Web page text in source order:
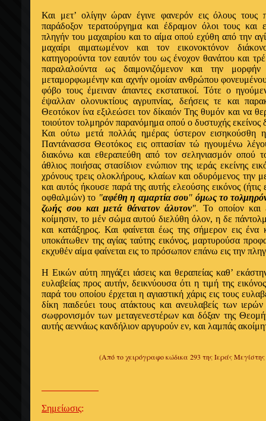
Και μετ’ ολίγην ώραν έγινε φανερόν εις όλους τους
παράδοξον τερατούργημα και έδραμον όλοι τους και
πληγήν του μαχαιρίου και το αίμα οπού εχύθη από την
μαχαίρι αιματωμένον και τον εικονοκτόνον
κατηγορούντα τον εαυτόν του ως ένοχον θανάτου και
παραλαλούντα ως δαιμονιζόμενον και την μορφήν
μεταμορφωμένην και αχνήν ομοίαν ανθρώπου
φόβο τους έμειναν άπαντες εκστατικοί. Τότε ο
έψαλλαν ολονυκτίους αγρυπνίας, δεήσεις τε και
Θεοτόκον ίνα εξιλεώσει τον δίκαιόν Της θυμόν και να
τοιούτον τολμηρόν παρανόμημα οπού ο δυστυχής εκείνος
Και ούτω μετά πολλάς ημέρας ύστερον εισηκούσθη
Παντάνασσα Θεοτόκος εις οπτασίαν τώ ηγουμένω
διακόνω και εθεραπεύθη από τον σεληνιασμόν οπού
άθλιος ποιήσας στασίδιον ενώπιον της ιεράς εκείνης
χρόνους τρεις ολοκλήρους, κλαίων και οδυρόμενος την
και αυτός ήκουσε παρά της αυτής ελεούσης εικόνος
οφθαλμών) το "αφέθη η αμαρτία σου" όμως το
ζωής σου και μετά θάνατον άλυτον". Το οποίον και
κοίμησιν, το μέν σώμα αυτού διελύθη όλον, η δε
και κατάξηρος. Και φαίνεται έως της σήμερον εις ένα
υποκάτωθεν της αγίας ταύτης εικόνος, μαρτυρούσα
εκχυθέν αίμα φαίνεται εις το πρόσωπον επάνω εις την
Η Εικών αύτη πηγάζει ιάσεις και θεραπείας καθ’
ευλαβείας προς αυτήν, δεικνύουσα ότι η τιμή της
παρά του οποίου έρχεται η αγιαστική χάρις εις τους
δίκη παιδεύει τους ατάκτους και ανευλαβείς των
σωφρονισμόν των μεταγενεστέρων και δόξαν της
αυτής αεννάως κανδήλιον αργυρούν εν, και λαμπάς
(Από το χειρόγραφο κώδικα 293 της Ιεράς
Σημείωσις: